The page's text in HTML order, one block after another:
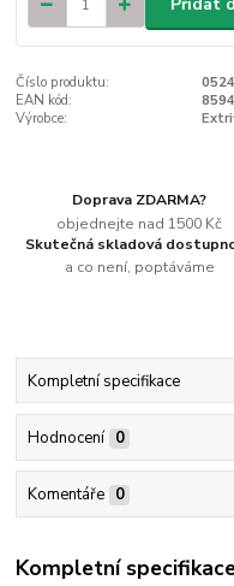
Číslo produktu:
EAN kód:
Výrobce:
Doprava ZDARMA?
objednejte nad 1500 Kč
Skutečná skladová
a co není, poptáváme
Kompletní specifikace
Hodnocení 0
Komentáře 0
Kompletní